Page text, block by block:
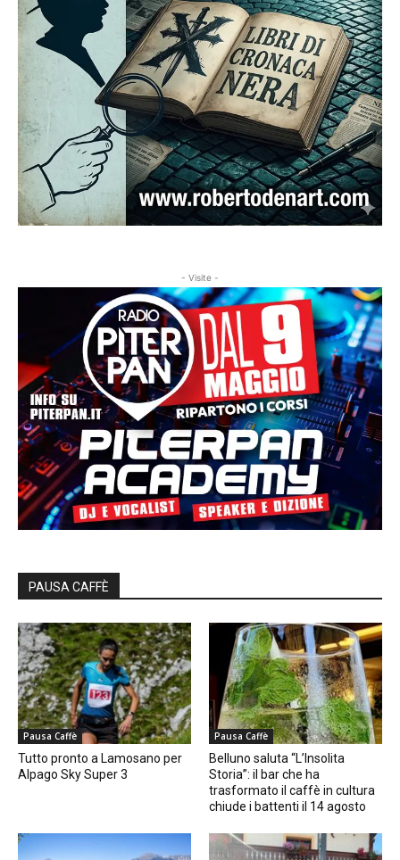
- Visite -
PAUSA CAFFÈ
Pausa Caffè
Tutto pronto a Lamosano per
Alpago Sky Super 3
Pausa Caffè
Belluno saluta “L’Insolita
Storia”: il bar che ha
trasformato il caffè in cultura
chiude i battenti il 14 agosto